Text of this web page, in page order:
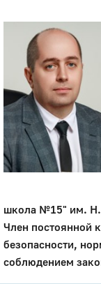
школа №15" им.
Член постоянной
безопасности,
соблюдением